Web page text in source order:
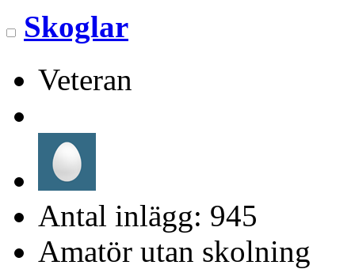
Skoglar
Veteran
Antal inlägg: 945
Amatör utan skolning